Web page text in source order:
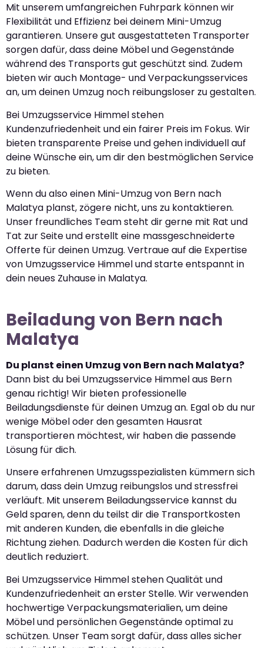
Mit unserem umfangreichen Fuhrpark können wir
Flexibilität und Effizienz bei deinem Mini-Umzug
garantieren. Unsere gut ausgestatteten Transporter
sorgen dafür, dass deine Möbel und Gegenstände
während des Transports gut geschützt sind. Zudem
bieten wir auch Montage- und Verpackungsservices
an, um deinen Umzug noch reibungsloser zu gestalten.
Bei Umzugsservice Himmel stehen
Kundenzufriedenheit und ein fairer Preis im Fokus. Wir
bieten transparente Preise und gehen individuell auf
deine Wünsche ein, um dir den bestmöglichen Service
zu bieten.
Wenn du also einen Mini-Umzug von Bern nach
Malatya planst, zögere nicht, uns zu kontaktieren.
Unser freundliches Team steht dir gerne mit Rat und
Tat zur Seite und erstellt eine massgeschneiderte
Offerte für deinen Umzug. Vertraue auf die Expertise
von Umzugsservice Himmel und starte entspannt in
dein neues Zuhause in Malatya.
Beiladung von Bern nach
Malatya
Du planst einen Umzug von Bern nach Malatya?
Dann bist du bei Umzugsservice Himmel aus Bern
genau richtig! Wir bieten professionelle
Beiladungsdienste für deinen Umzug an. Egal ob du nur
wenige Möbel oder den gesamten Hausrat
transportieren möchtest, wir haben die passende
Lösung für dich.
Unsere erfahrenen Umzugsspezialisten kümmern sich
darum, dass dein Umzug reibungslos und stressfrei
verläuft. Mit unserem Beiladungsservice kannst du
Geld sparen, denn du teilst dir die Transportkosten
mit anderen Kunden, die ebenfalls in die gleiche
Richtung ziehen. Dadurch werden die Kosten für dich
deutlich reduziert.
Bei Umzugsservice Himmel stehen Qualität und
Kundenzufriedenheit an erster Stelle. Wir verwenden
hochwertige Verpackungsmaterialien, um deine
Möbel und persönlichen Gegenstände optimal zu
schützen. Unser Team sorgt dafür, dass alles sicher